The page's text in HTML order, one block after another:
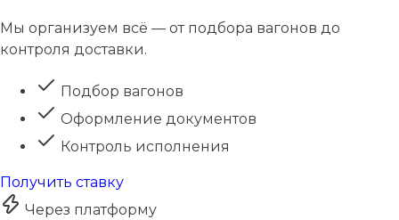
Мы организуем всё — от подбора вагонов до
контроля доставки.
Подбор вагонов
Оформление документов
Контроль исполнения
Получить ставку
Через платформу